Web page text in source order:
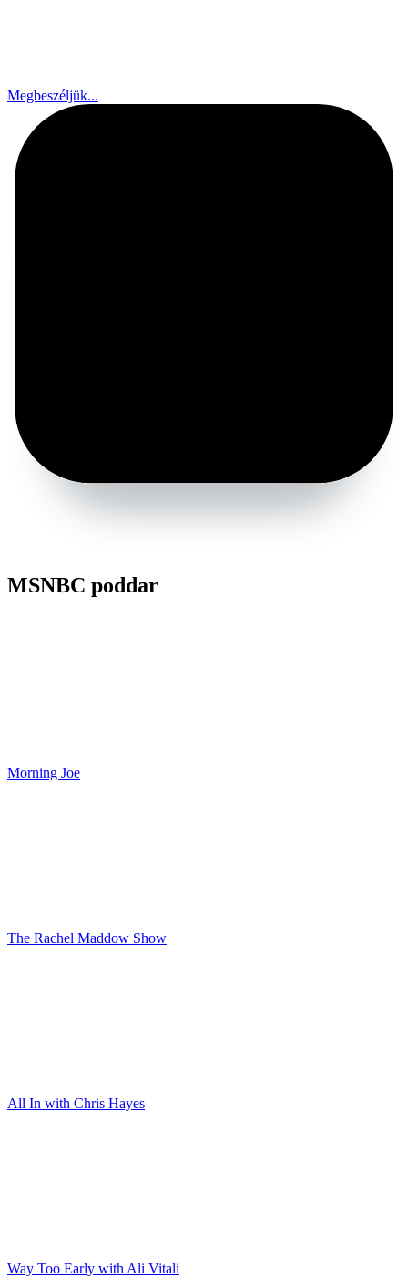
Megbeszéljük...
MSNBC poddar
Morning Joe
The Rachel Maddow Show
All In with Chris Hayes
Way Too Early with Ali Vitali